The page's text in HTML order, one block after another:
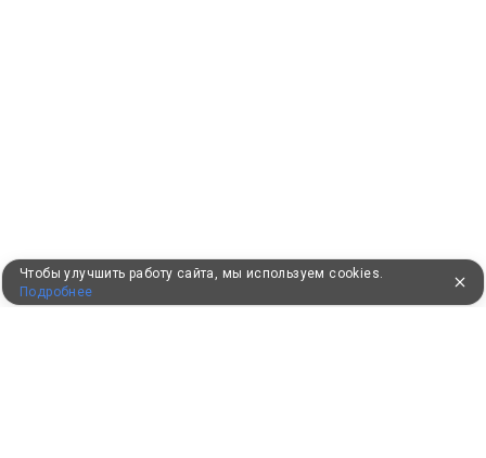
Чтобы улучшить работу сайта, мы используем cookies.
Подробнее